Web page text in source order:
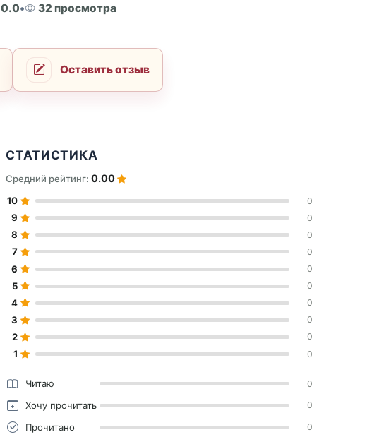
0.0• 32 просмотра
Оставить отзыв
СТАТИСТИКА
Средний рейтинг:0.00
10 0
9 0
8 0
7 0
6 0
5 0
4 0
3 0
2 0
1 0
Читаю 0
Хочу прочитать 0
Прочитано 0